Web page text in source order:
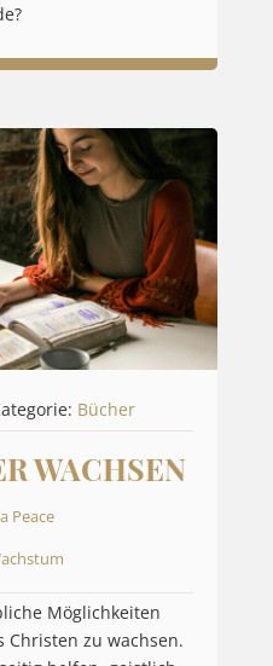
Bücher
WACHSEN
Peace
Möglichkeiten
Christen zu wachsen.